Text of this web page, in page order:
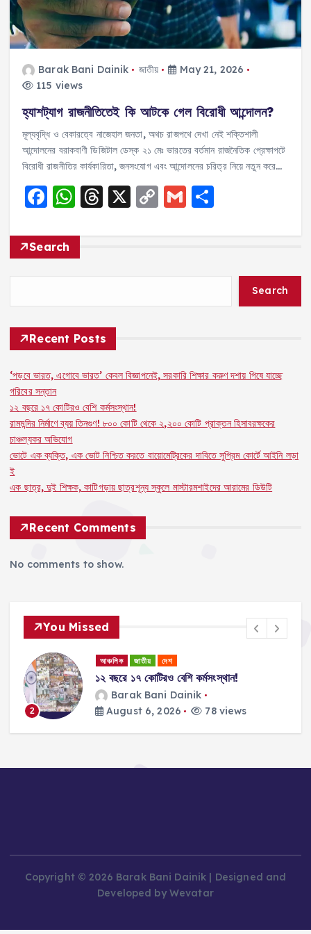
Barak Bani Dainik জাতীয়
May 21, 2026
115 views
হ্যাশট্যাগ রাজনীতিতেই কি আটকে গেল বিরোধী আন্দোলন?
মূল্যবৃদ্ধি ও বেকারত্বে নাজেহাল জনতা, অথচ রাজপথে দেখা নেই শক্তিশালী
আন্দোলনের বরাকবাণী ডিজিটাল ডেস্ক ২১ মেঃ ভারতের বর্তমান রাজনৈতিক প্রেক্ষাপটে
বিরোধী রাজনীতির কার্যকারিতা, জনসংযোগ এবং আন্দোলনের চরিত্র নিয়ে নতুন করে…
F
c
e
b
o
o
k
W
a
ts
A
p
p
T
re
d
s
X C
p
Li
n
G
ai
S
a
Search
Search
Recent Posts
‘পড়বে ভারত, এগোবে ভারত’ কেবল বিজ্ঞাপনেই, সরকারি শিক্ষার করুণ দশায় পিষে যাচ্ছে
গরিবের সন্তান
১২ বছরে ১৭ কোটিরও বেশি কর্মসংস্থান!
রামমন্দির নির্মাণে ব্যয় তিনগুণ! ৮০০ কোটি থেকে ২,২০০ কোটি প্রাক্তন হিসাবরক্ষকের
চাঞ্চল্যকর অভিযোগ
ভোটে এক ব্যক্তি, এক ভোট নিশ্চিত করতে বায়োমেট্রিকের দাবিতে সুপ্রিম কোর্টে আইনি লড়া
ই
এক ছাত্র, দুই শিক্ষক, কাটিগড়ায় ছাত্রশূন্য স্কুলে মাস্টারমশাইদের আরামের ডিউটি
Recent Comments
No comments to show.
You Missed
2
আঞ্চলিক জাতীয় দেশ
১২ বছরে ১৭ কোটিরও বেশি কর্মসংস্থান!
Barak Bani Dainik
August 6, 2026
78 views
Copyright © 2026 Barak Bani Dainik | Designed and
Developed by Wevatar